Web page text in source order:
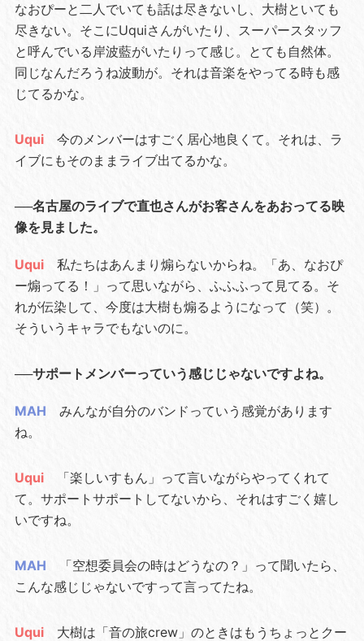
なおぴーと二人でいても話は尽きないし、大樹といても
尽きない。そこにUquiさんがいたり、スーパースタッフ
と呼んでいる岸波藍がいたりって感じ。とても自然体。
同じなんだろうね波動が。それは音楽をやってる時も感
じてるかな。
Uqui
今のメンバーはすごく居心地良くて。それは、ラ
イブにもそのままライブ出てるかな。
──名古屋のライブで直也さんがお客さんをあおってる映
像を見ました。
Uqui
私たちはあんまり煽らないからね。「あ、なおぴ
ー煽ってる！」って思いながら、ふふふって見てる。そ
れが伝染して、今度は大樹も煽るようになって（笑）。
そういうキャラでもないのに。
──サポートメンバーっていう感じじゃないですよね。
MAH
みんなが自分のバンドっていう感覚があります
ね。
Uqui
「楽しいすもん」って言いながらやってくれて
て。サポートサポートしてないから、それはすごく嬉し
いですね。
MAH
「空想委員会の時はどうなの？」って聞いたら、
こんな感じじゃないですって言ってたね。
Uqui
大樹は「音の旅crew」のときはもうちょっとクー